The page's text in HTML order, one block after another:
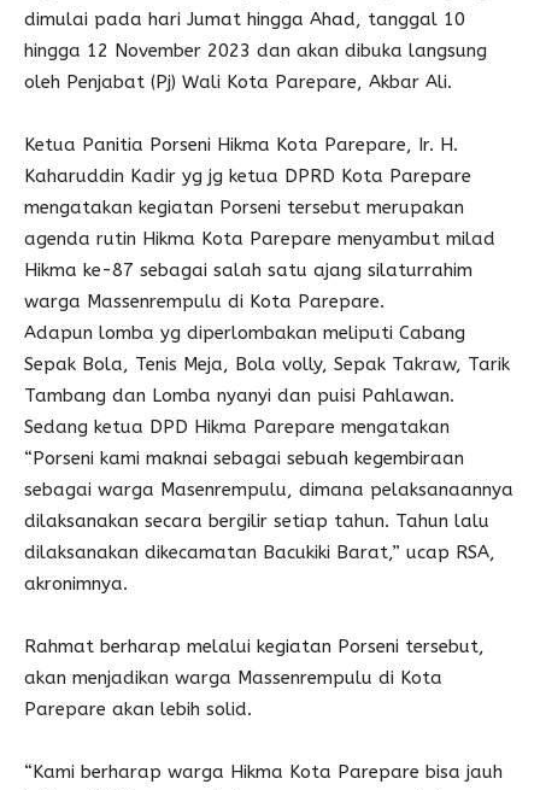
dimulai pada hari Jumat hingga Ahad, tanggal 10
hingga 12 November 2023 dan akan dibuka langsung
oleh Penjabat (Pj) Wali Kota Parepare, Akbar Ali.
Ketua Panitia Porseni Hikma Kota Parepare, Ir. H.
Kaharuddin Kadir yg jg ketua DPRD Kota Parepare
mengatakan kegiatan Porseni tersebut merupakan
agenda rutin Hikma Kota Parepare menyambut milad
Hikma ke-87 sebagai salah satu ajang silaturrahim
warga Massenrempulu di Kota Parepare.
Adapun lomba yg diperlombakan meliputi Cabang
Sepak Bola, Tenis Meja, Bola volly, Sepak Takraw, Tarik
Tambang dan Lomba nyanyi dan puisi Pahlawan.
Sedang ketua DPD Hikma Parepare mengatakan
“Porseni kami maknai sebagai sebuah kegembiraan
sebagai warga Masenrempulu, dimana pelaksanaannya
dilaksanakan secara bergilir setiap tahun. Tahun lalu
dilaksanakan dikecamatan Bacukiki Barat,” ucap RSA,
akronimnya.
Rahmat berharap melalui kegiatan Porseni tersebut,
akan menjadikan warga Massenrempulu di Kota
Parepare akan lebih solid.
“Kami berharap warga Hikma Kota Parepare bisa jauh